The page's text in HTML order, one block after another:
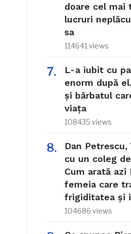
doare cel mai
lucruri
sa
114641 views
L-a iubit cu
enorm după
și bărbatul
viața
108435 views
Dan
cu un coleg
Cum arată azi
femeia care
frigiditatea și
104686 views